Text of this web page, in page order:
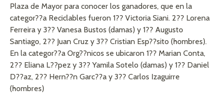
Plaza de Mayor para conocer los ganadores, que en la
categor??a Reciclables fueron 1?? Victoria Siani. 2?? Lorena
Ferreira y 3?? Vanesa Bustos (damas) y 1?? Augusto
Santiago, 2?? Juan Cruz y 3?? Cristian Esp??sito (hombres).
En la categor??a Org??nicos se ubicaron 1?? Marian Conta,
2?? Eliana L??pez y 3?? Yamila Sotelo (damas) y 1?? Daniel
D??az, 2?? Hern??n Garc??a y 3?? Carlos Izaguirre
(hombres)